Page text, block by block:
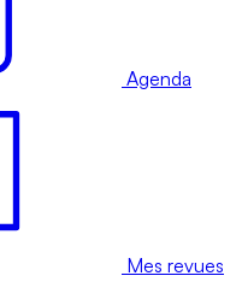
Agenda
Mes revues